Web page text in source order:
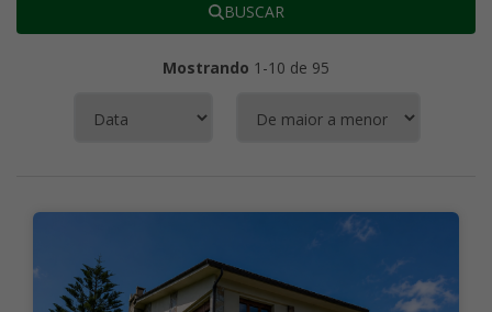
BUSCAR
Mostrando 1-10 de 95